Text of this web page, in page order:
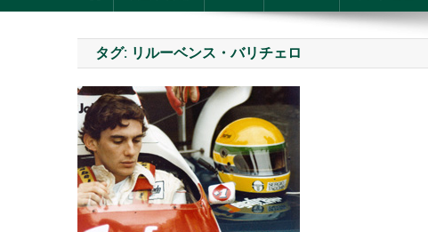
タグ: リルーベンス・バリチェロ